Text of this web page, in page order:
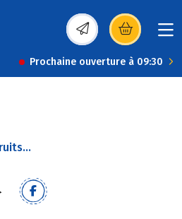
(s’ouvre dans une
Prochaine ouverture à 09:30